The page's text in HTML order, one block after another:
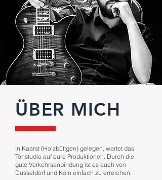
ÜBER MICH
In Kaarst (Holzbüttgen) gelegen, wartet das
Tonstudio auf eure Produktionen. Durch die
gute Verkehrsanbindung ist es auch von
Düsseldorf und Köln einfach zu erreichen.